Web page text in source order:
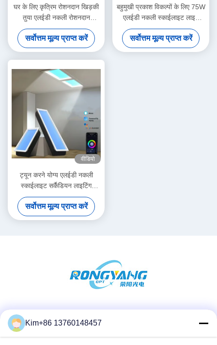
घर के लिए कृत्रिम रोशनदान खिड़की
तुया एलईडी नकली रोशनदान
2200K-7800K बहु दृश्य
सर्वोत्तम मूल्य प्राप्त करें
बहुमुखी प्रकाश विकल्पों के लिए 75W
एलईडी नकली स्काईलाइट लाइट
ओरिएंटेशन 30 डिग्री Cct 2200K-
7500K
सर्वोत्तम मूल्य प्राप्त करें
वीडियो
ट्यून करने योग्य एलईडी नकली
स्काईलाइट सर्कैडियन लाइटिंग
2200K-7800K IP44 / 50 स्मार्ट
Tuya संस्करण के साथ
सर्वोत्तम मूल्य प्राप्त करें
Kim+86 13760148457